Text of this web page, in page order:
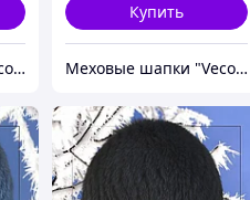
Меховые шапки "Vecons"
Купить
Меховые шапки "Vecons"